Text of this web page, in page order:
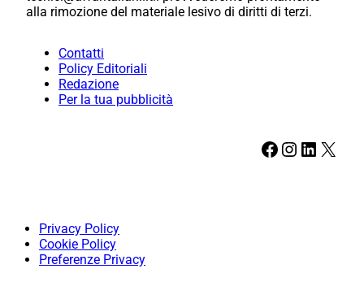
alla rimozione del materiale lesivo di diritti di terzi.
Contatti
Policy Editoriali
Redazione
Per la tua pubblicità
Facebook Instagram LinkedIn X
Privacy Policy
Cookie Policy
Preferenze Privacy